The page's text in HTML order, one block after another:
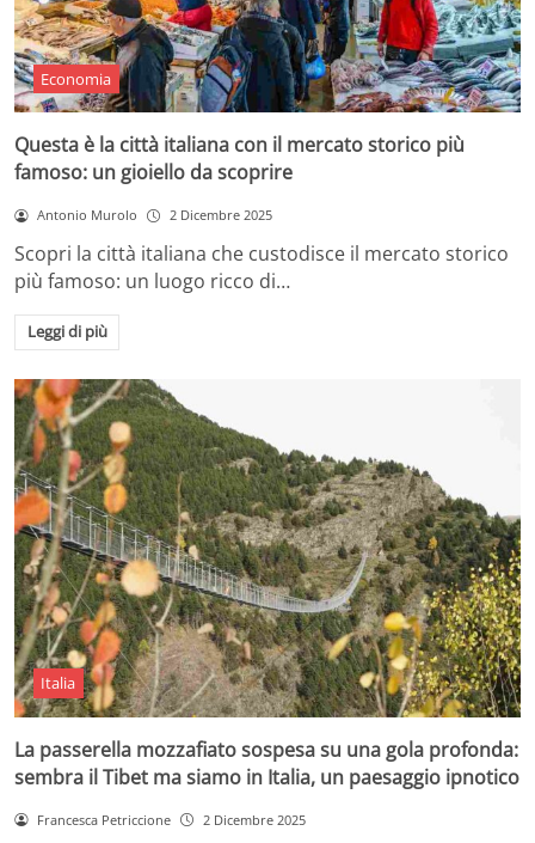
Economia
Questa è la città italiana con il mercato storico più
famoso: un gioiello da scoprire
Antonio Murolo 2 Dicembre 2025
Scopri la città italiana che custodisce il mercato storico
più famoso: un luogo ricco di…
Leggi di più
Italia
La passerella mozzafiato sospesa su una gola profonda:
sembra il Tibet ma siamo in Italia, un paesaggio ipnotico
Francesca Petriccione 2 Dicembre 2025